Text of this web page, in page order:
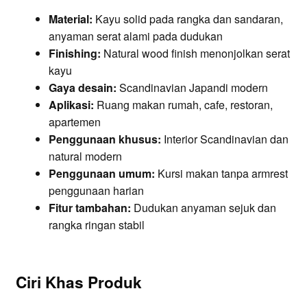
Material: Kayu solid pada rangka dan sandaran,
anyaman serat alami pada dudukan
Finishing: Natural wood finish menonjolkan serat
kayu
Gaya desain: Scandinavian Japandi modern
Aplikasi: Ruang makan rumah, cafe, restoran,
apartemen
Penggunaan khusus: Interior Scandinavian dan
natural modern
Penggunaan umum: Kursi makan tanpa armrest
penggunaan harian
Fitur tambahan: Dudukan anyaman sejuk dan
rangka ringan stabil
Ciri Khas Produk